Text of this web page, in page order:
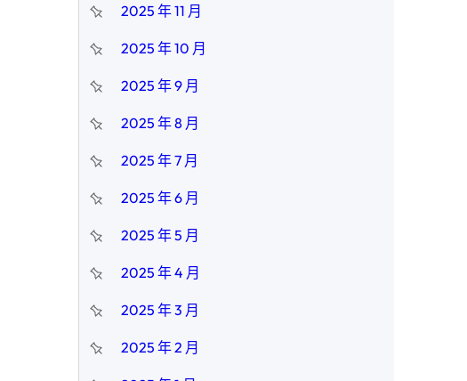
2025 年 11 月
2025 年 10 月
2025 年 9 月
2025 年 8 月
2025 年 7 月
2025 年 6 月
2025 年 5 月
2025 年 4 月
2025 年 3 月
2025 年 2 月